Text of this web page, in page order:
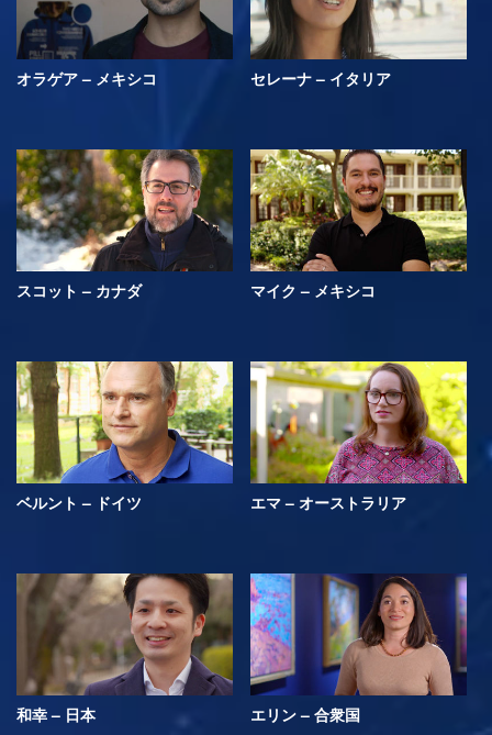
オラゲア – メキシコ セレーナ – イタリア
スコット – カナダ マイク – メキシコ
ベルント – ドイツ エマ – オーストラリア
和幸 – 日本 エリン – 合衆国